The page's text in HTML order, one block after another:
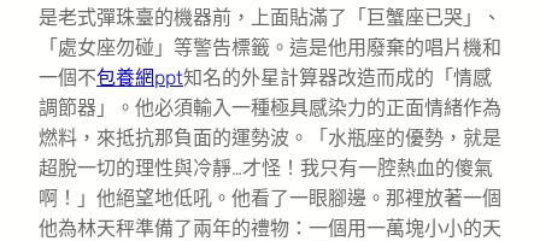
是老式彈珠臺的機器前，上面貼滿了「巨蟹座已哭」、
「處女座勿碰」等警告標籤。這是他用廢棄的唱片機和
一個不包養網ppt知名的外星計算器改造而成的「情感
調節器」。他必須輸入一種極具感染力的正面情緒作為
燃料，來抵抗那負面的運勢波。「水瓶座的優勢，就是
超脫一切的理性與冷靜…才怪！我只有一腔熱血的傻氣
啊！」他絕望地低吼。他看了一眼腳邊。那裡放著一個
他為林天秤準備了兩年的禮物：一個用一萬塊小小的天